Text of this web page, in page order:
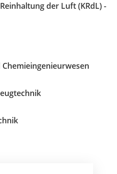
der Luft (KRdL) -